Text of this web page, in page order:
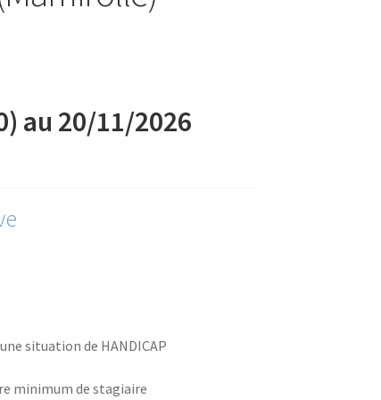
au 20/11/2026
situation de HANDICAP
minimum de stagiaire